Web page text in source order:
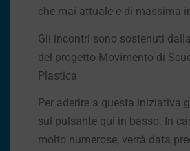
che mai attuale e di massima
Gli incontri sono sostenuti
del progetto Movimento di
Plastica
Per aderire a questa iniziativa
sul pulsante qui in basso. In
molto numerose, verrà data